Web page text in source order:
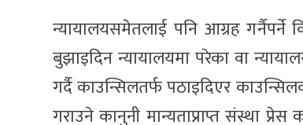
न्यायालयसमेतलाई पनि आग्रह गर्नैपर्ने
बुझाइदिन न्यायालयमा परेका वा
गर्दै काउन्सिलतर्फ पठाइदिएर
गराउने कानुनी मान्यताप्राप्त संस्था